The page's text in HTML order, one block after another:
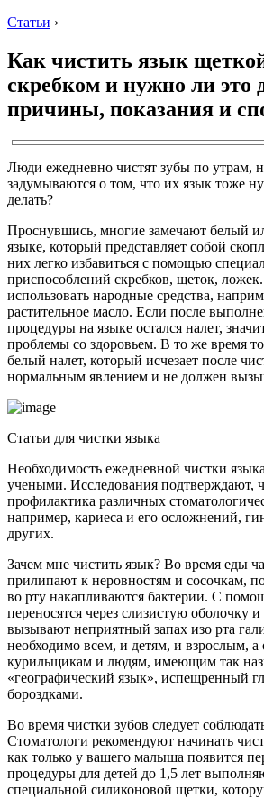
Статьи ›
Как чистить язык
скребком и нужно ли это
причины, показания и
Люди ежедневно чистят зубы по утрам,
задумываются о том, что их язык тоже
делать?
Проснувшись, многие замечают белый
языке, который представляет собой
них легко избавиться с помощью
приспособлений скребков, щеток,
использовать народные средства,
растительное масло. Если после
процедуры на языке остался налет,
проблемы со здоровьем. В то же время
белый налет, который исчезает после
нормальным явлением и не должен
Статьи для чистки языка
Необходимость ежедневной чистки
учеными. Исследования подтверждают,
профилактика различных
например, кариеса и его осложнений,
других.
Зачем мне чистить язык? Во время еды
прилипают к неровностям и сосочкам,
во рту накапливаются бактерии. С
переносятся через слизистую оболочку и
вызывают неприятный запах изо рта
необходимо всем, и детям, и взрослым, а
курильщикам и людям, имеющим так
«географический язык», испещренный
бороздками.
Во время чистки зубов следует
Стоматологи рекомендуют начинать
как только у вашего малыша появится
процедуры для детей до 1,5 лет
специальной силиконовой щетки,